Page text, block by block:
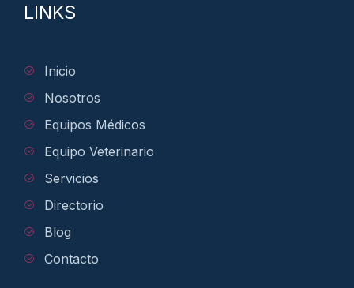
LINKS
Inicio
Nosotros
Equipos Médicos
Equipo Veterinario
Servicios
Directorio
Blog
Contacto